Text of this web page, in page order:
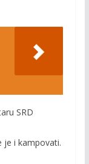
SRD
je i kampovati.